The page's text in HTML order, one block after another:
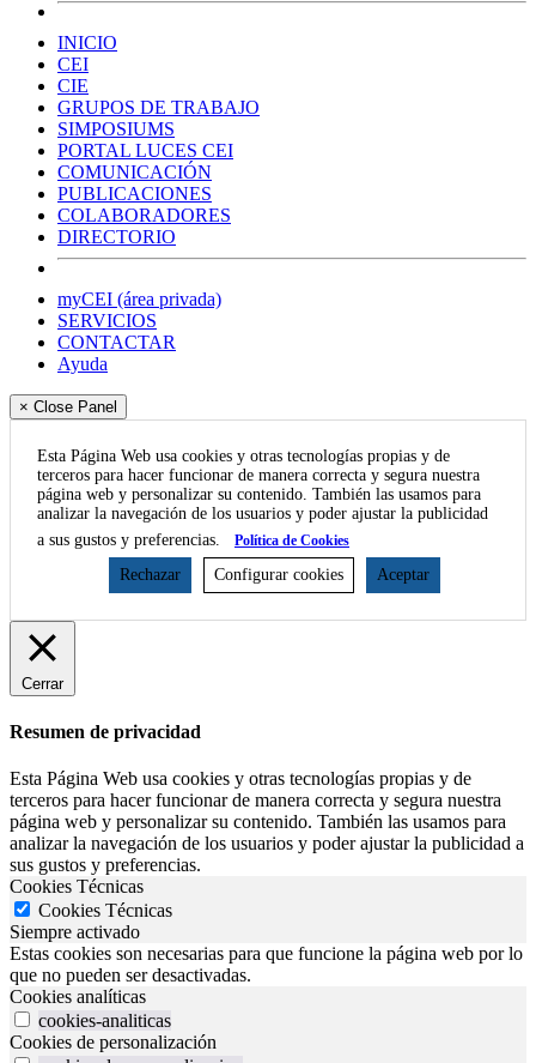
INICIO
CEI
CIE
GRUPOS DE TRABAJO
SIMPOSIUMS
PORTAL LUCES CEI
COMUNICACIÓN
PUBLICACIONES
COLABORADORES
DIRECTORIO
myCEI (área privada)
SERVICIOS
CONTACTAR
Ayuda
× Close Panel
Esta Página Web usa cookies y otras tecnologías propias y de
terceros para hacer funcionar de manera correcta y segura nuestra
página web y personalizar su contenido. También las usamos para
analizar la navegación de los usuarios y poder ajustar la publicidad
a sus gustos y preferencias.
Política de Cookies
Rechazar Configurar cookies Aceptar
Cerrar
Resumen de privacidad
Esta Página Web usa cookies y otras tecnologías propias y de
terceros para hacer funcionar de manera correcta y segura nuestra
página web y personalizar su contenido. También las usamos para
analizar la navegación de los usuarios y poder ajustar la publicidad a
sus gustos y preferencias.
Cookies Técnicas
Cookies Técnicas
Siempre activado
Estas cookies son necesarias para que funcione la página web por lo
que no pueden ser desactivadas.
Cookies analíticas
cookies-analiticas
Cookies de personalización